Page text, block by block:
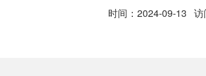
时间：2024-09-13 访